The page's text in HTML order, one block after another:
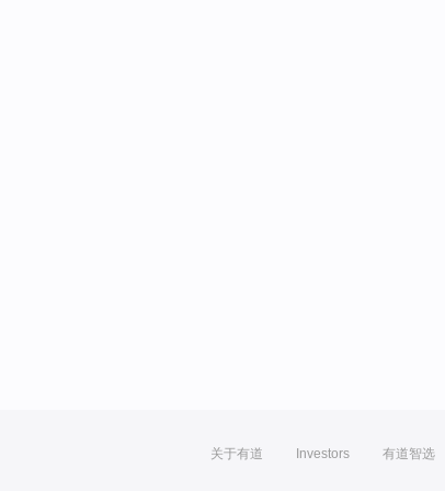
关于有道 Investors 有道智选